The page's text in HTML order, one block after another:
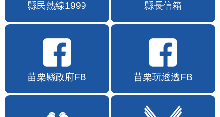
縣民熱線1999 縣長信箱
苗栗縣政府FB 苗栗玩透透FB